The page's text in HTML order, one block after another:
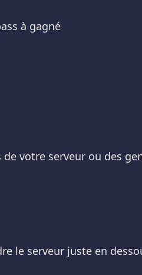
à gagné
votre serveur ou des
le serveur juste en